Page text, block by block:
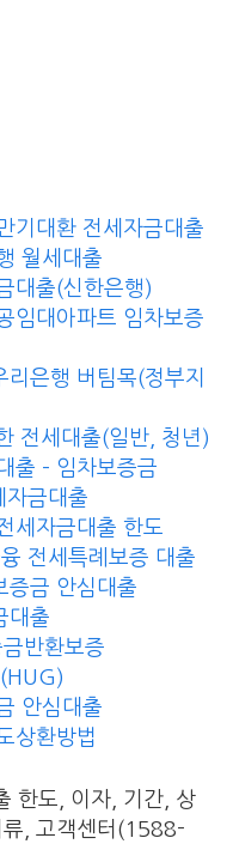
기대환 전세자금대출
월세대출
대출(신한은행)
임대아파트 임차보증
은행 버팀목(정부지
전세대출(일반, 청년)
출 – 임차보증금
자금대출
세자금대출 한도
전세특례보증 대출
증금 안심대출
대출
반환보증
안심대출
상환방법
한도, 이자, 기간, 상
류, 고객센터(1588-